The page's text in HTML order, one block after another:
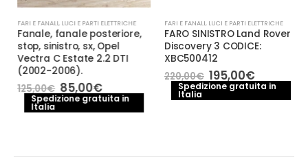
FARI E FANALI,LUCI E PARTI ELETTRICHE
Fanale, fanale posteriore,
stop, sinistro, sx, Opel
Vectra C Estate 2.2 DTI
(2002-2006).
125,00€ Il
prezzo
originale
85,00€Il
prezzo
attuale
Spedizione gratuita in
Italia
FARI E FANALI,LUCI E PARTI ELETTRICHE
FARO SINISTRO Land Rover
Discovery 3 CODICE:
XBC500412
220,00€ Il
prezzo
originale
195,00€Il
prezzo
attuale
Spedizione gratuita in
Italia